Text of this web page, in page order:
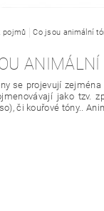
pojmů Co jsou animální
ANIMÁLNÍ
se projevují
jako tzv.
či kouřové tóny..